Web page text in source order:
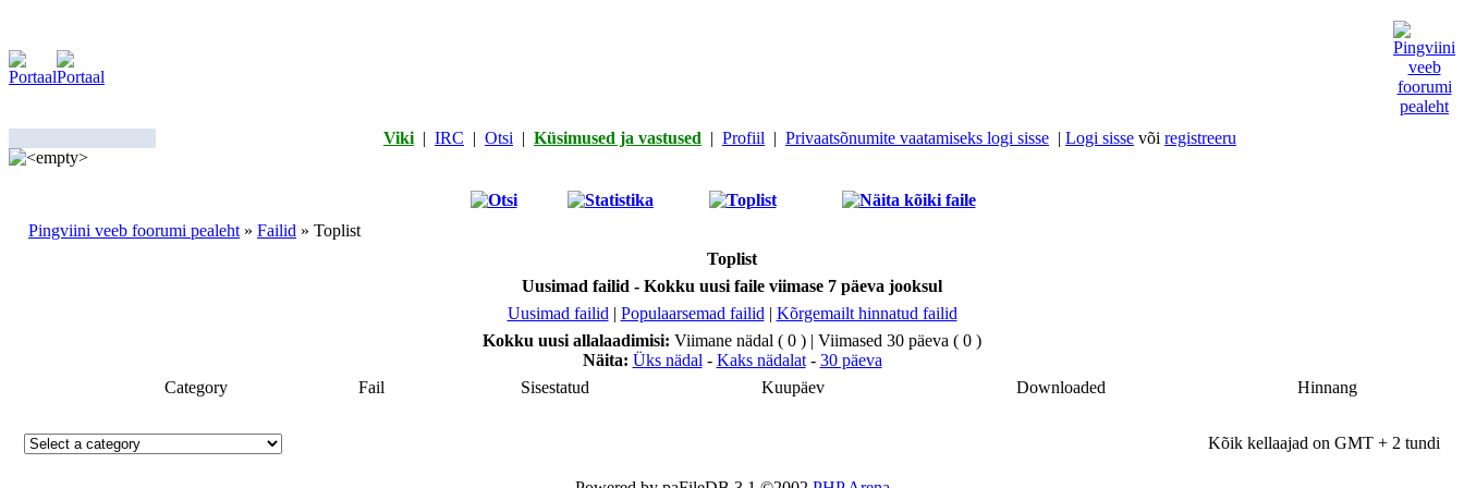
Viki | IRC | Otsi | Küsimused ja vastused | Profiil | Privaatsõnumite vaatamiseks logi sisse | Logi sisse või registreeru
Pingviini veeb foorumi pealeht » Failid » Toplist
Toplist
Uusimad failid - Kokku uusi faile viimase 7 päeva jooksul
Uusimad failid | Populaarsemad failid | Kõrgemailt hinnatud failid
Kokku uusi allalaadimisi: Viimane nädal ( 0 ) | Viimased 30 päeva ( 0 )
Näita: Üks nädal - Kaks nädalat- 30 päeva
Category
Fail Sisestatud Kuupäev Downloaded Hinnang
Kõik kellaajad on GMT + 2 tundi